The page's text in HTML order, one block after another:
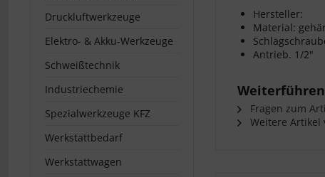
Druckluftwerkzeuge
Elektro- & Akku-Werkzeuge
Schweißtechnik
Industriechemie
Spezialwerkzeuge KFZ
Werkstattbedarf
Werkstattwagen
Hersteller:
Material:
Antrieb. 1/2"
Fragen zum
Weitere Artikel